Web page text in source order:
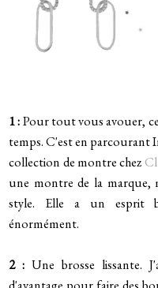
1 :Pour tout vous avouer,
temps. C'est en parcourant
collection de montre chez
une montre de la marque,
style. Elle a un esprit
énormément.
2 : Une brosse lissante.